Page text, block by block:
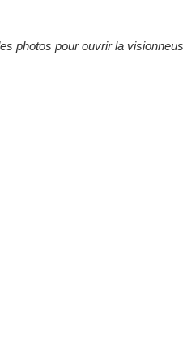
photos pour ouvrir la